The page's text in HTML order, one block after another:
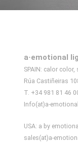
a·emotional
SPAIN: calor color,
Rúa Castiñeiras
T. +34 981 81 46
Info(at)a-
USA: a by
sales(at)a-